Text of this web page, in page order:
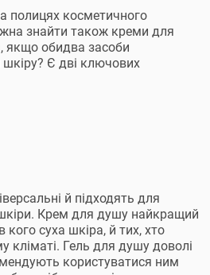
полицях косметичного
знайти також креми для
якщо обидва засоби
Є дві ключових
й підходять для
Крем для душу найкращий
кого суха шкіра, й тих, хто
кліматі. Гель для душу доволі
користуватися ним